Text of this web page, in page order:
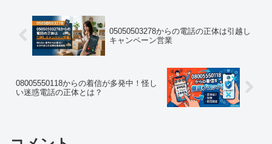
05050503278からの電話の正体は引越し
キャンペーン営業
08005550118からの着信が多発中！怪し
い迷惑電話の正体とは？